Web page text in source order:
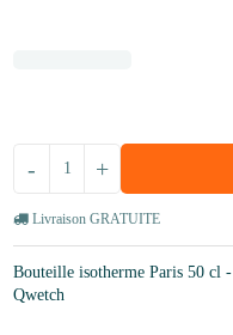
+
-
Livraison GRATUITE
Bouteille isotherme Paris 50 cl -
Qwetch